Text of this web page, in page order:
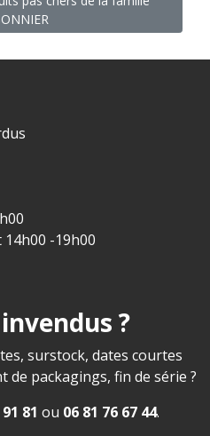
14h00 -19h00
?
surstock, dates courtes
de packagings, fin de série ?
81 ou 06 81 76 67 44.